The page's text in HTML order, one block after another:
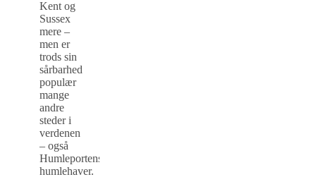
Kent og
Sussex
mere –
men er
trods sin
sårbarhed
populær
mange
andre
steder i
verdenen
– også
Humleportens
humlehaver.